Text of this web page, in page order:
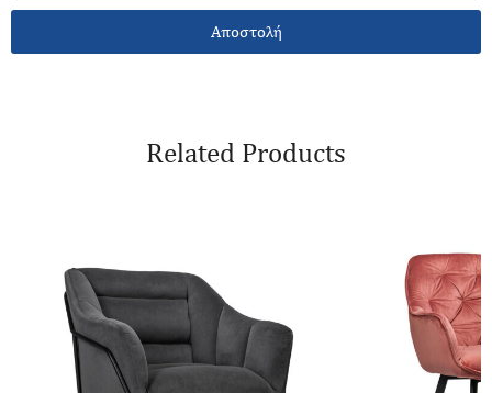
Αποστολή
Related Products